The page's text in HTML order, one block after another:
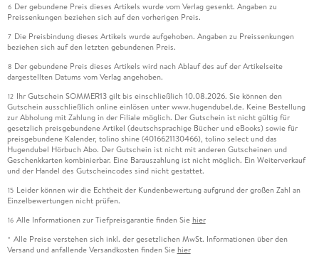
6 Der gebundene Preis dieses Artikels wurde vom Verlag gesenkt. Angaben zu
Preissenkungen beziehen sich auf den vorherigen Preis.
7 Die Preisbindung dieses Artikels wurde aufgehoben. Angaben zu Preissenkungen
beziehen sich auf den letzten gebundenen Preis.
8 Der gebundene Preis dieses Artikels wird nach Ablauf des auf der Artikelseite
dargestellten Datums vom Verlag angehoben.
12 Ihr Gutschein SOMMER13 gilt bis einschließlich 10.08.2026. Sie können den
Gutschein ausschließlich online einlösen unter www.hugendubel.de. Keine Bestellung
zur Abholung mit Zahlung in der Filiale möglich. Der Gutschein ist nicht gültig für
gesetzlich preisgebundene Artikel (deutschsprachige Bücher und eBooks) sowie für
preisgebundene Kalender, tolino shine (4016621130466), tolino select und das
Hugendubel Hörbuch Abo. Der Gutschein ist nicht mit anderen Gutscheinen und
Geschenkkarten kombinierbar. Eine Barauszahlung ist nicht möglich. Ein Weiterverkauf
und der Handel des Gutscheincodes sind nicht gestattet.
15 Leider können wir die Echtheit der Kundenbewertung aufgrund der großen Zahl an
Einzelbewertungen nicht prüfen.
16 Alle Informationen zur Tiefpreisgarantie finden Sie hier
* Alle Preise verstehen sich inkl. der gesetzlichen MwSt. Informationen über den
Versand und anfallende Versandkosten finden Sie hier